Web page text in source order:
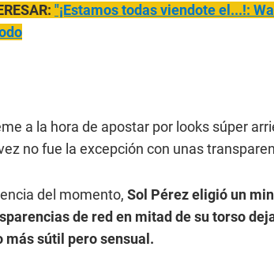
"¡Estamos todas viendote el...!:
a la hora de apostar por looks súper
no fue la excepción con unas
del momento, Sol Pérez eligió un
de red en mitad de su torso
más sútil pero sensual.